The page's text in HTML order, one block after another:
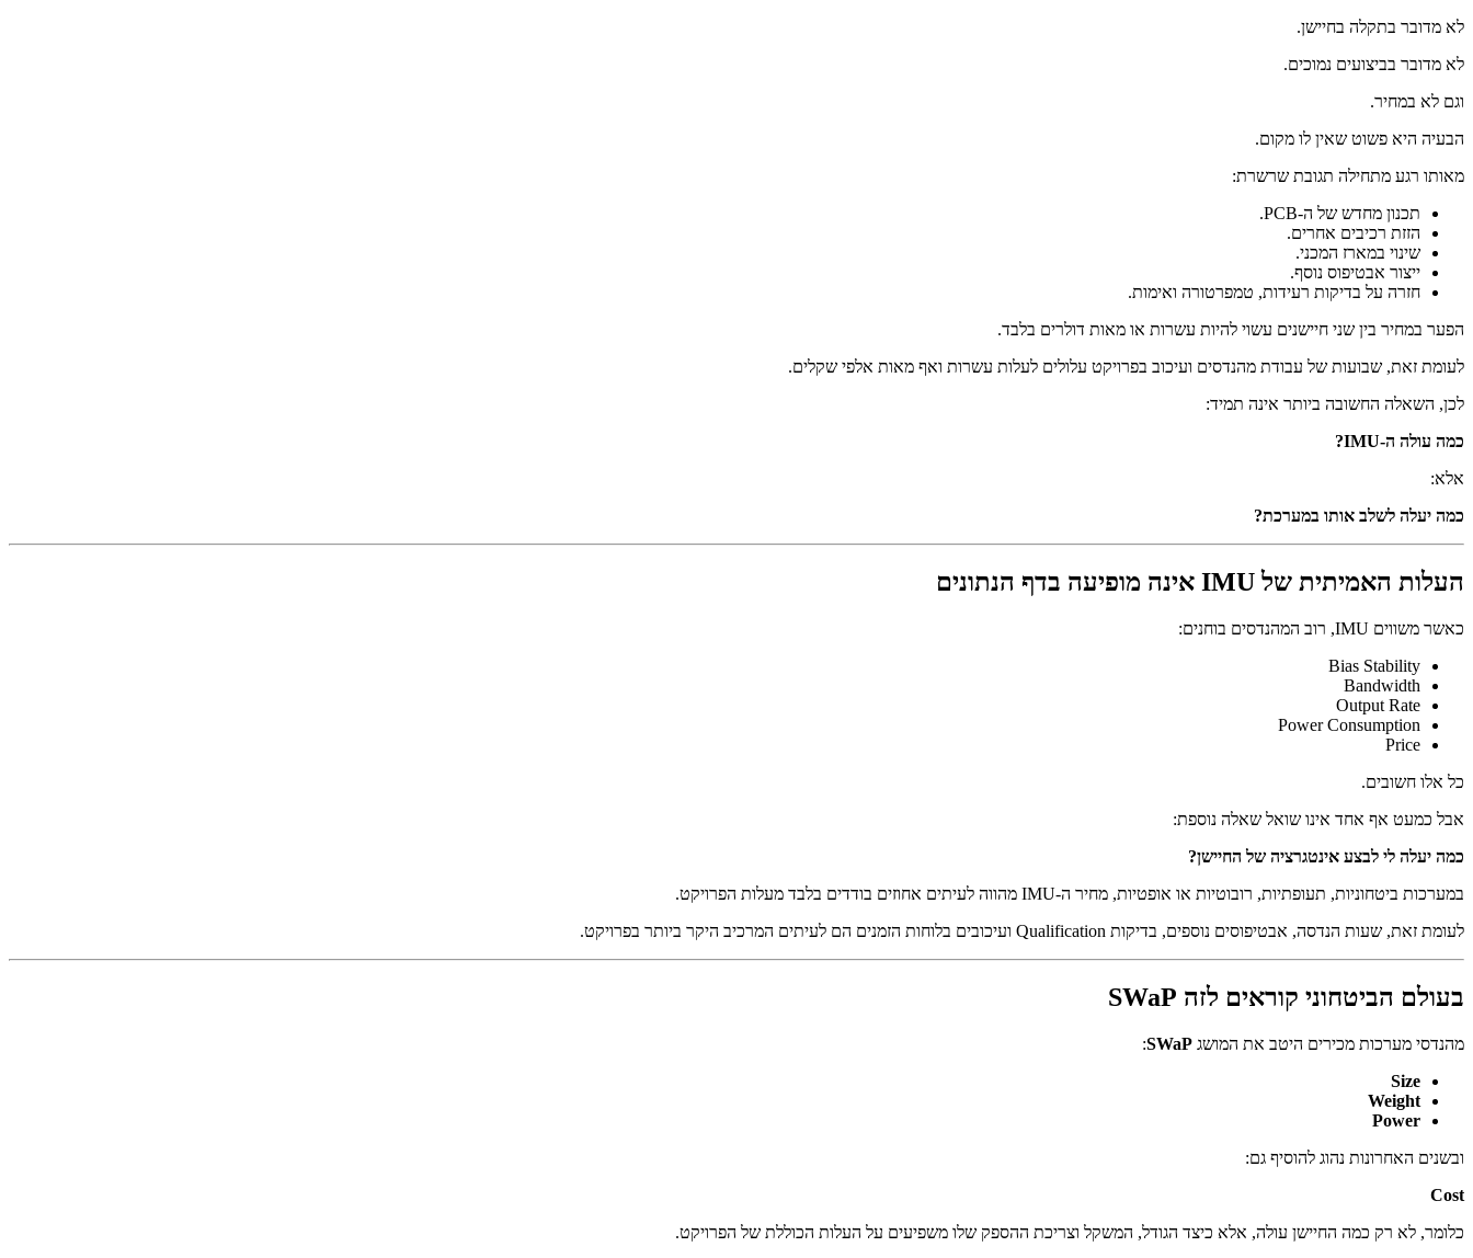
לא מדובר בתקלה בחיישן.
לא מדובר בביצועים נמוכים.
וגם לא במחיר.
הבעיה היא פשוט שאין לו מקום.
מאותו רגע מתחילה תגובת שרשרת:
תכנון מחדש של ה-PCB.
הזזת רכיבים אחרים.
שינוי במארז המכני.
ייצור אבטיפוס נוסף.
חזרה על בדיקות רעידות, טמפרטורה ואימות.
הפער במחיר בין שני חיישנים עשוי להיות עשרות או מאות דולרים בלבד.
לעומת זאת, שבועות של עבודת מהנדסים ועיכוב בפרויקט עלולים לעלות עשרות ואף מאות אלפי שקלים.
לכן, השאלה החשובה ביותר אינה תמיד:
כמה עולה ה-IMU?
אלא:
כמה יעלה לשלב אותו במערכת?
העלות האמיתית של IMU אינה מופיעה בדף הנתונים
כאשר משווים IMU, רוב המהנדסים בוחנים:
Bias Stability
Bandwidth
Output Rate
Power Consumption
Price
כל אלו חשובים.
אבל כמעט אף אחד אינו שואל שאלה נוספת:
כמה יעלה לי לבצע אינטגרציה של החיישן?
במערכות ביטחוניות, תעופתיות, רובוטיות או אופטיות, מחיר ה-IMU מהווה לעיתים אחוזים בודדים בלבד מעלות הפרויקט.
לעומת זאת, שעות הנדסה, אבטיפוסים נוספים, בדיקות Qualification ועיכובים בלוחות הזמנים הם לעיתים המרכיב היקר ביותר בפרויקט.
בעולם הביטחוני קוראים לזה SWaP
מהנדסי מערכות מכירים היטב את המושג SWaP
:
Size
Weight
Power
ובשנים האחרונות נהוג להוסיף גם:
Cost
כלומר, לא רק כמה החיישן עולה, אלא כיצד הגודל, המשקל וצריכת ההספק שלו משפיעים על העלות הכוללת של הפרויקט.